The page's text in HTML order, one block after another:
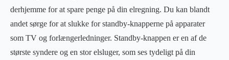
derhjemme for at spare penge på din elregning. Du kan blandt
andet sørge for at slukke for standby-knapperne på apparater
som TV og forlængerledninger. Standby-knappen er en af de
største syndere og en stor elsluger, som ses tydeligt på din